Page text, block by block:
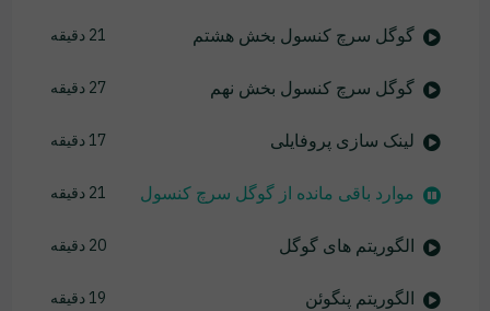
گوگل سرچ کنسول بخش هشتم 21 دقیقه
گوگل سرچ کنسول بخش نهم 27 دقیقه
لینک سازی پروفایلی 17 دقیقه
موارد باقی مانده از گوگل سرچ کنسول 21 دقیقه
الگوریتم های گوگل 20 دقیقه
الگوریتم پنگوئن 19 دقیقه